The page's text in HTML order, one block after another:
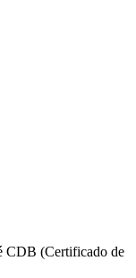
CDB (Certificado de